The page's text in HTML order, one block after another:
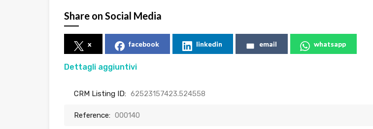
Share on Social Media
x facebook linkedin email whatsapp
Dettagli aggiuntivi
CRM Listing ID: 62523157423.524558
Reference: 000140